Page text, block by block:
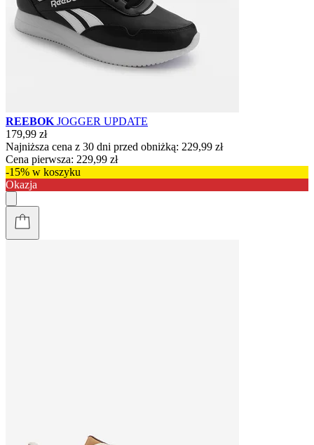
REEBOK JOGGER UPDATE
179,99 zł
Najniższa cena z 30 dni przed obniżką: 229,99 zł
Cena pierwsza: 229,99 zł
-15% w koszyku
Okazja